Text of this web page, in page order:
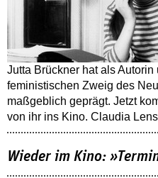
Jutta Brückner hat als
feministischen Zweig des
maßgeblich geprägt. Jetzt
von ihr ins Kino. Claudia
Wieder im Kino: